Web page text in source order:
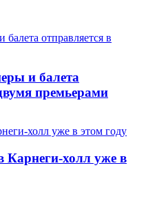
и балета
премьерами
Карнеги-холл уже в